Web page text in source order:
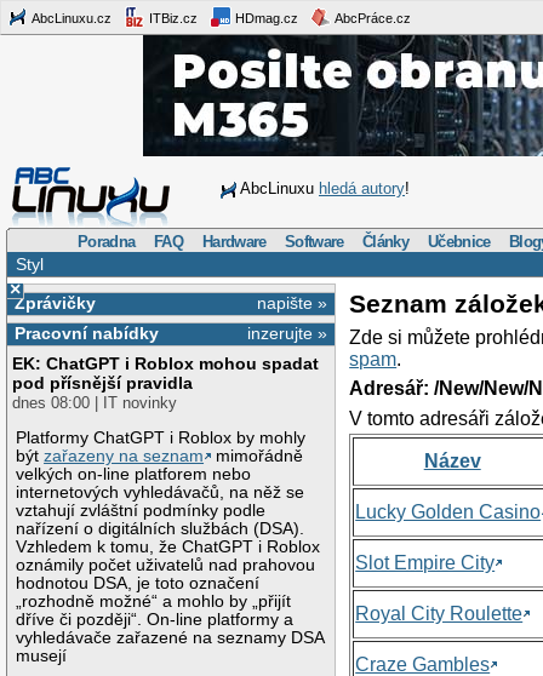
AbcLinuxu.cz ITBiz.cz HDmag.cz AbcPráce.cz
AbcLinuxu hledá autory!
Poradna FAQ Hardware Software Články Učebnice
Styl
×
napište »
Zprávičky
inzerujte »
Pracovní nabídky
EK: ChatGPT i Roblox mohou spadat
pod přísnější pravidla
dnes 08:00 | IT novinky
Platformy ChatGPT i Roblox by mohly
býtzařazeny na seznam
mimořádně
velkých on-line platforem nebo
internetových vyhledávačů, na něž se
vztahují zvláštní podmínky podle
nařízení o digitálních službách (DSA).
Vzhledem k tomu, že ChatGPT i Roblox
oznámily počet uživatelů nad prahovou
hodnotou DSA, je toto označení
„rozhodně možné“ a mohlo by „přijít
dříve či později“. On-line platformy a
vyhledávače zařazené na seznamy DSA
musejí
Seznam
Zde si můžete
spam.
Adresář: /New/New/
V tomto adresáři
Název
Lucky Golden Casino
Slot Empire City
Royal City Roulette
Craze Gambles